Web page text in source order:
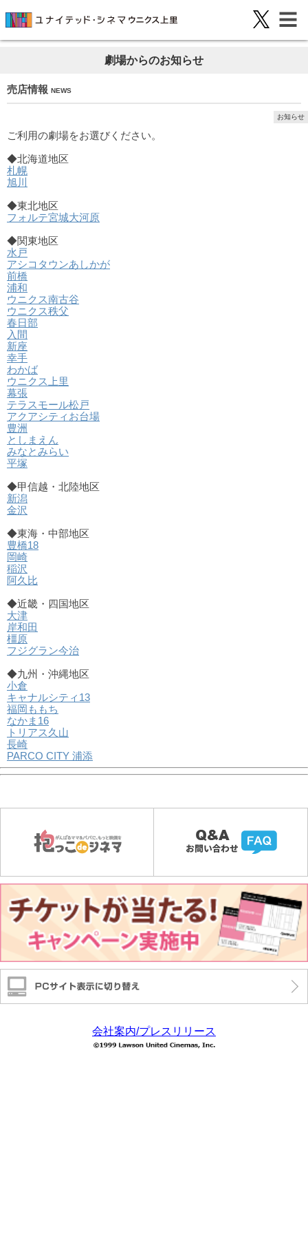
劇場からのお知らせ
売店情報 NEWS
お知らせ
ご利用の劇場をお選びください。
◆北海道地区
札幌
旭川
◆東北地区
フォルテ宮城大河原
◆関東地区
水戸
アシコタウンあしかが
前橋
浦和
ウニクス南古谷
ウニクス秩父
春日部
入間
新座
幸手
わかば
ウニクス上里
幕張
テラスモール松戸
アクアシティお台場
豊洲
としまえん
みなとみらい
平塚
◆甲信越・北陸地区
新潟
金沢
◆東海・中部地区
豊橋18
岡崎
稲沢
阿久比
◆近畿・四国地区
大津
岸和田
橿原
フジグラン今治
◆九州・沖縄地区
小倉
キャナルシティ13
福岡ももち
なかま16
トリアス久山
長崎
PARCO CITY 浦添
会社案内/プレスリリース